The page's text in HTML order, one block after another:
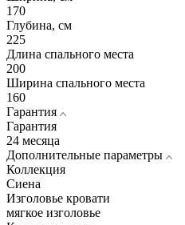
170
Глубина, см
225
Длина спального места
200
Ширина спального места
160
Гарантия
Гарантия
24 месяца
Дополнительные параметры
Коллекция
Сиена
Изголовье кровати
мягкое изголовье